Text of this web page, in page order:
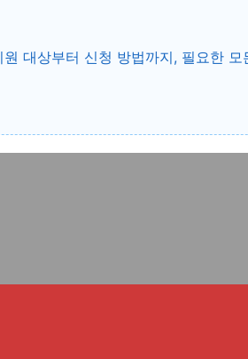
대상부터 신청 방법까지, 필요한